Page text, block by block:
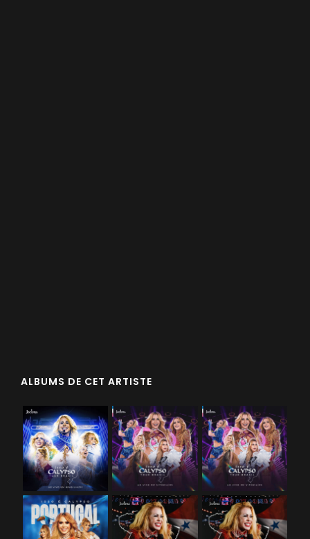
ALBUMS DE CET ARTISTE